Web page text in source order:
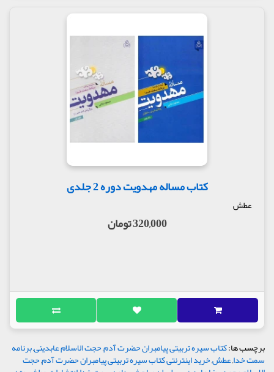
کتاب مساله مهدویت دوره 2 جلدی
عطش
320,000 تومان
برچسب ها:کتاب سیره تربیتی پیامبران حضرت آدم,حجت الاسلام عابدینی,برنامه
سمت خدا,عطش,خرید اینترنتی کتاب سیره تربیتی پیامبران حضرت آدم,حجت